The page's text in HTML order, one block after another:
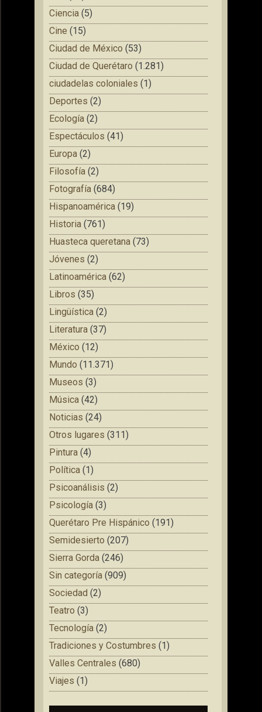
Ciencia (5)
Cine (15)
Ciudad de México (53)
Ciudad de Querétaro (1.281)
ciudadelas coloniales (1)
Deportes (2)
Ecología (2)
Espectáculos (41)
Europa (2)
Filosofía (2)
Fotografía (684)
Hispanoamérica (19)
Historia (761)
Huasteca queretana (73)
Jóvenes (2)
Latinoamérica (62)
Libros (35)
Lingüística (2)
Literatura (37)
México (12)
Mundo (11.371)
Museos (3)
Música (42)
Noticias (24)
Otros lugares (311)
Pintura (4)
Política (1)
Psicoanálisis (2)
Psicología (3)
Querétaro Pre Hispánico (191)
Semidesierto (207)
Sierra Gorda (246)
Sin categoría (909)
Sociedad (2)
Teatro (3)
Tecnología (2)
Tradiciones y Costumbres (1)
Valles Centrales (680)
Viajes (1)